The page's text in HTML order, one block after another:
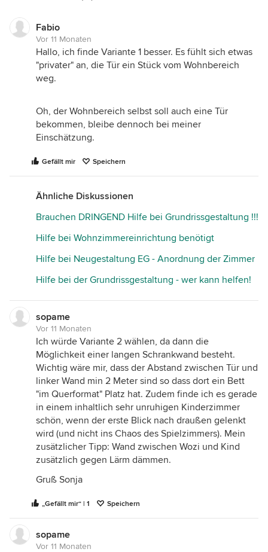
Fabio
Vor 11 Monaten
Hallo, ich finde Variante 1 besser. Es fühlt sich etwas
"privater" an, die Tür ein Stück vom Wohnbereich
weg.
Oh, der Wohnbereich selbst soll auch eine Tür
bekommen, bleibe dennoch bei meiner
Einschätzung.
Gefällt mir Speichern
Ähnliche Diskussionen
Brauchen DRINGEND Hilfe bei Grundrissgestaltung !!!
Hilfe bei Wohnzimmereinrichtung benötigt
Hilfe bei Neugestaltung EG - Anordnung der Zimmer
Hilfe bei der Grundrissgestaltung - wer kann helfen!
sopame
Vor 11 Monaten
Ich würde Variante 2 wählen, da dann die
Möglichkeit einer langen Schrankwand besteht.
Wichtig wäre mir, dass der Abstand zwischen Tür und
linker Wand min 2 Meter sind so dass dort ein Bett
"im Querformat" Platz hat. Zudem finde ich es gerade
in einem inhaltlich sehr unruhigen Kinderzimmer
schön, wenn der erste Blick nach draußen gelenkt
wird (und nicht ins Chaos des Spielzimmers). Mein
zusätzlicher Tipp: Wand zwischen Wozi und Kind
zusätzlich gegen Lärm dämmen.
Gruß Sonja
„Gefällt mir“ | 1 Speichern
sopame
Vor 11 Monaten